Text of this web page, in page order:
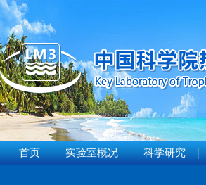
首页 实验室概况 科学研究